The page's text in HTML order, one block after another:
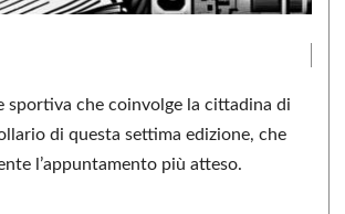
sportiva che coinvolge la cittadina di
di questa settima edizione, che
l’appuntamento più atteso.